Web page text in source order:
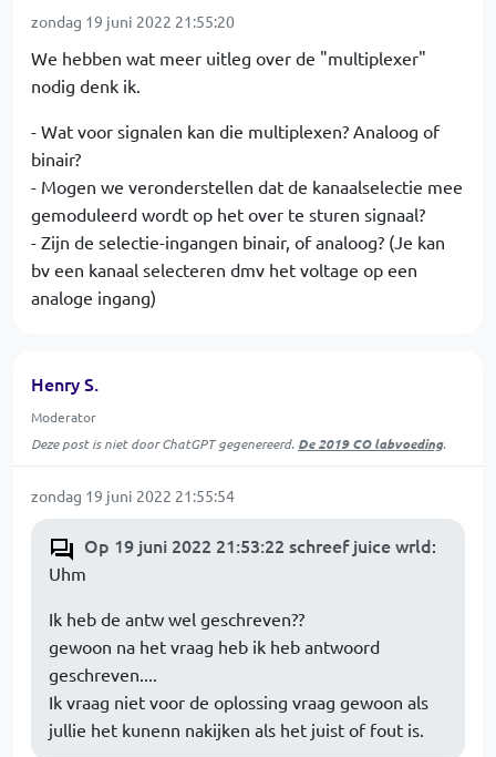
zondag 19 juni 2022 21:55:20
We hebben wat meer uitleg over de "multiplexer"
nodig denk ik.
- Wat voor signalen kan die multiplexen? Analoog of
binair?
- Mogen we veronderstellen dat de kanaalselectie mee
gemoduleerd wordt op het over te sturen signaal?
- Zijn de selectie-ingangen binair, of analoog? (Je kan
bv een kanaal selecteren dmv het voltage op een
analoge ingang)
Henry S.
Moderator
Deze post is niet door ChatGPT gegenereerd. De 2019 CO labvoeding.
zondag 19 juni 2022 21:55:54
Op 19 juni 2022 21:53:22 schreef juice wrld:
Uhm
Ik heb de antw wel geschreven??
gewoon na het vraag heb ik heb antwoord
geschreven....
Ik vraag niet voor de oplossing vraag gewoon als
jullie het kunenn nakijken als het juist of fout is.